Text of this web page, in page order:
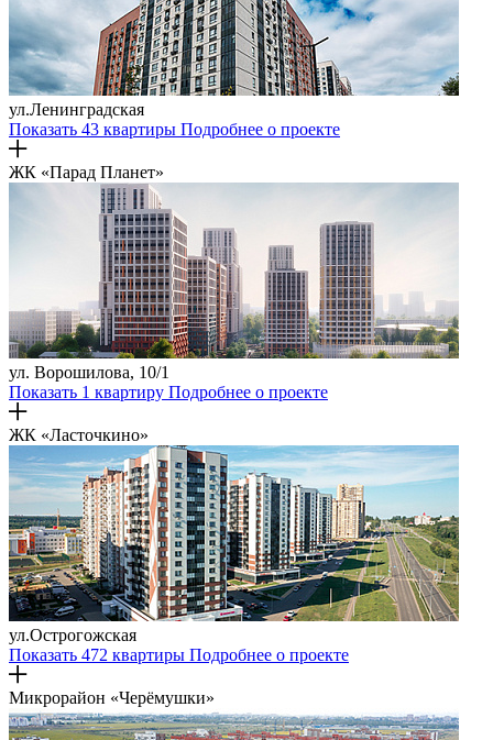
ул.Ленинградская
Показать 43 квартиры Подробнее о проекте
ЖК «Парад Планет»
ул. Ворошилова, 10/1
Показать 1 квартиру Подробнее о проекте
ЖК «Ласточкино»
ул.Острогожская
Показать 472 квартиры Подробнее о проекте
Микрорайон «Черёмушки»